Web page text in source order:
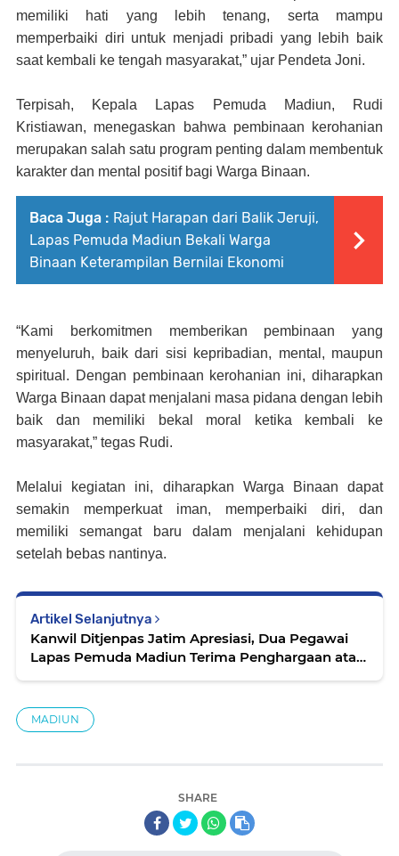
memiliki hati yang lebih tenang, serta mampu
memperbaiki diri untuk menjadi pribadi yang lebih baik
saat kembali ke tengah masyarakat,” ujar Pendeta Joni.
Terpisah, Kepala Lapas Pemuda Madiun, Rudi
Kristiawan, menegaskan bahwa pembinaan kerohanian
merupakan salah satu program penting dalam membentuk
karakter dan mental positif bagi Warga Binaan.
Baca Juga : Rajut Harapan dari Balik Jeruji,
Lapas Pemuda Madiun Bekali Warga
Binaan Keterampilan Bernilai Ekonomi
“Kami berkomitmen memberikan pembinaan yang
menyeluruh, baik dari sisi kepribadian, mental, maupun
spiritual. Dengan pembinaan kerohanian ini, diharapkan
Warga Binaan dapat menjalani masa pidana dengan lebih
baik dan memiliki bekal moral ketika kembali ke
masyarakat,” tegas Rudi.
Melalui kegiatan ini, diharapkan Warga Binaan dapat
semakin memperkuat iman, memperbaiki diri, dan
memiliki semangat baru dalam menjalani kehidupan
setelah bebas nantinya.
Artikel Selanjutnya
Kanwil Ditjenpas Jatim Apresiasi, Dua Pegawai
Lapas Pemuda Madiun Terima Penghargaan atas
MADIUN
SHARE